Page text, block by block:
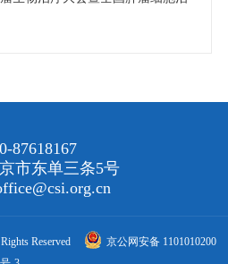
87618167
市东单三条5号
Reserved
京公网安备 1101010200